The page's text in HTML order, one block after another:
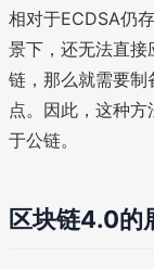
相对于ECDSA仍
景下，还无法直
链，那么就需要
点。因此，这种
于公链。
区块链4.0的